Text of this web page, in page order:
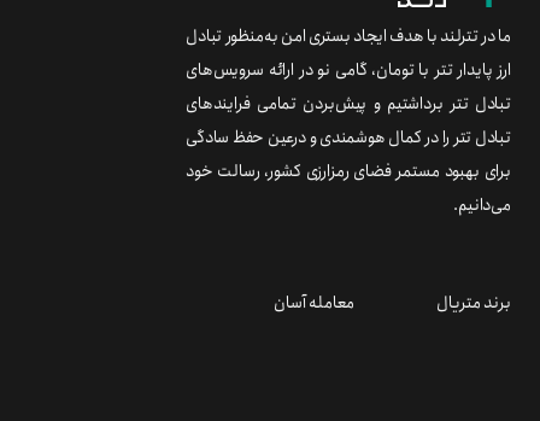
ما در تترلند با هدف ایجاد بستری امن به‌منظور تبادل
ارز پایدار تتر با تومان، گامی نو در ارائه سرویس‌های
تبادل تتر برداشتیم و پیش‌بردن تمامی فرایندهای
تبادل تتر را در کمال هوشمندی و درعین حفظ سادگی
برای بهبود مستمر فضای رمزارزی کشور، رسالت خود
می‌دانیم.
برند متریال معامله آسان